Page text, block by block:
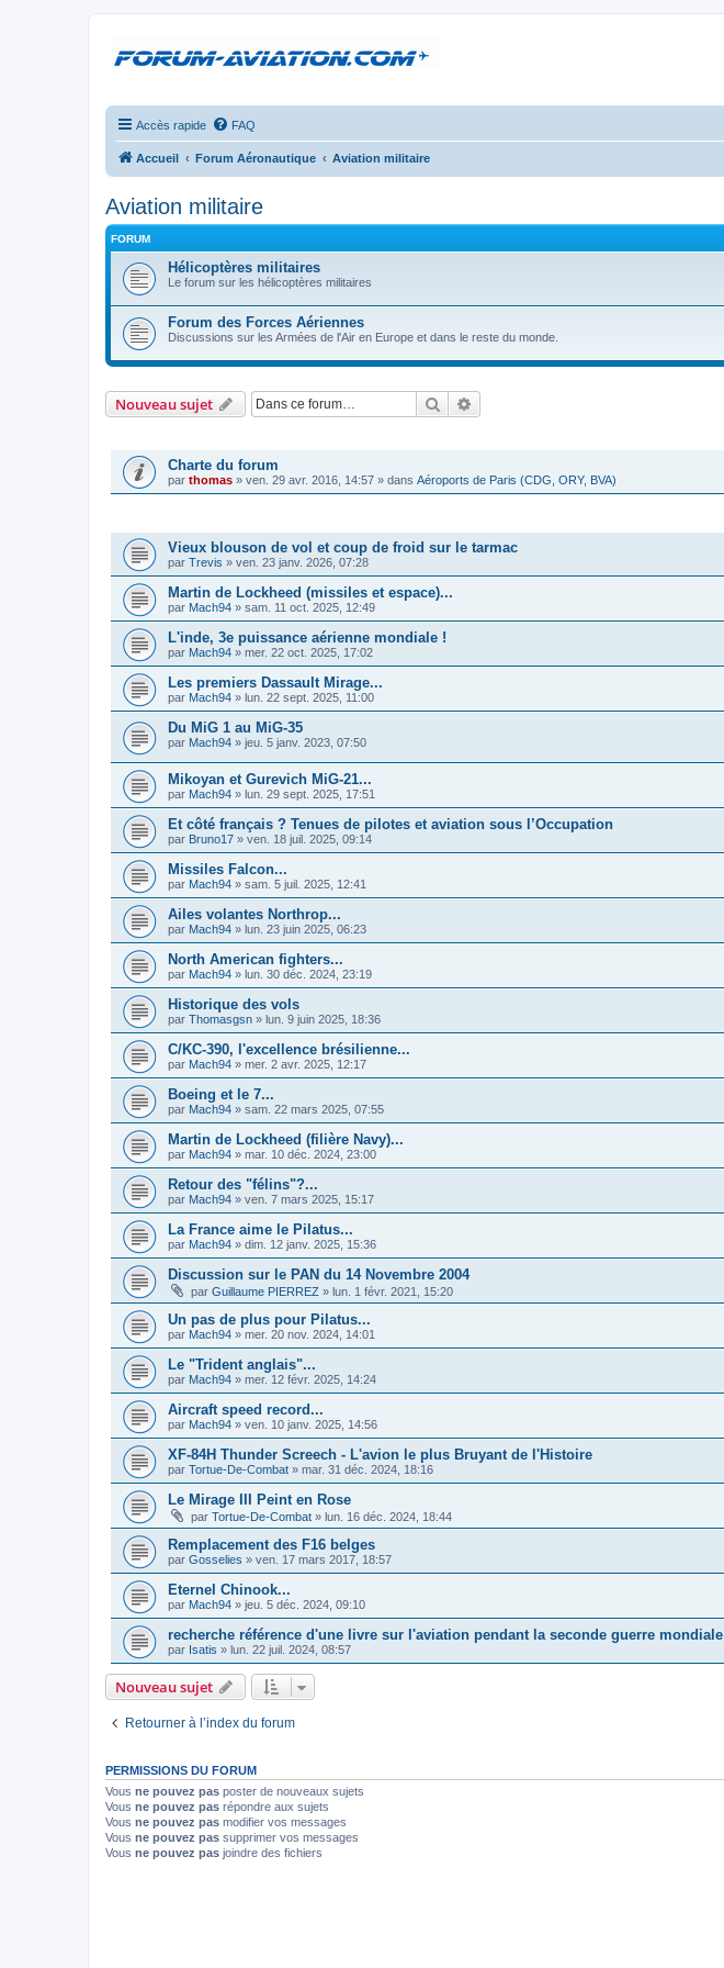
Accès rapide FAQ
Accueil Forum Aéronautique Aviation militaire
Aviation militaire
FORUM
Hélicoptères militaires
Le forum sur les hélicoptères militaires
Forum des Forces Aériennes
Discussions sur les Armées de l'Air en Europe et dans le reste du monde.
Nouveau sujet Rechercher
Charte du forum
par thomas » ven. 29 avr. 2016, 14:57 » dans Aéroports de Paris (CDG, ORY, BVA)
Vieux blouson de vol et coup de froid sur le tarmac
par Trevis » ven. 23 janv. 2026, 07:28
Martin de Lockheed (missiles et espace)...
par Mach94 » sam. 11 oct. 2025, 12:49
L'inde, 3e puissance aérienne mondiale !
par Mach94 » mer. 22 oct. 2025, 17:02
Les premiers Dassault Mirage...
par Mach94 » lun. 22 sept. 2025, 11:00
Du MiG 1 au MiG-35
par Mach94 » jeu. 5 janv. 2023, 07:50
Mikoyan et Gurevich MiG-21...
par Mach94 » lun. 29 sept. 2025, 17:51
Et côté français ? Tenues de pilotes et aviation sous l’Occupation
par Bruno17 » ven. 18 juil. 2025, 09:14
Missiles Falcon...
par Mach94 » sam. 5 juil. 2025, 12:41
Ailes volantes Northrop...
par Mach94 » lun. 23 juin 2025, 06:23
North American fighters...
par Mach94 » lun. 30 déc. 2024, 23:19
Historique des vols
par Thomasgsn » lun. 9 juin 2025, 18:36
C/KC-390, l'excellence brésilienne...
par Mach94 » mer. 2 avr. 2025, 12:17
Boeing et le 7...
par Mach94 » sam. 22 mars 2025, 07:55
Martin de Lockheed (filière Navy)...
par Mach94 » mar. 10 déc. 2024, 23:00
Retour des "félins"?...
par Mach94 » ven. 7 mars 2025, 15:17
La France aime le Pilatus...
par Mach94 » dim. 12 janv. 2025, 15:36
Discussion sur le PAN du 14 Novembre 2004
par Guillaume PIERREZ » lun. 1 févr. 2021, 15:20
Un pas de plus pour Pilatus...
par Mach94 » mer. 20 nov. 2024, 14:01
Le "Trident anglais"...
par Mach94 » mer. 12 févr. 2025, 14:24
Aircraft speed record...
par Mach94 » ven. 10 janv. 2025, 14:56
XF-84H Thunder Screech - L'avion le plus Bruyant de l'Histoire
par Tortue-De-Combat » mar. 31 déc. 2024, 18:16
Le Mirage III Peint en Rose
par Tortue-De-Combat » lun. 16 déc. 2024, 18:44
Remplacement des F16 belges
par Gosselies » ven. 17 mars 2017, 18:57
Eternel Chinook...
par Mach94 » jeu. 5 déc. 2024, 09:10
recherche référence d'une livre sur l'aviation pendant la seconde guerre mondiale
par Isatis » lun. 22 juil. 2024, 08:57
Nouveau sujet
Retourner à l’index du forum
PERMISSIONS DU FORUM
Vous ne pouvez pas poster de nouveaux sujets
Vous ne pouvez pas répondre aux sujets
Vous ne pouvez pas modifier vos messages
Vous ne pouvez pas supprimer vos messages
Vous ne pouvez pas joindre des fichiers